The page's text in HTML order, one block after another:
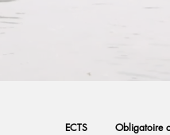
ECTS Obligatoire